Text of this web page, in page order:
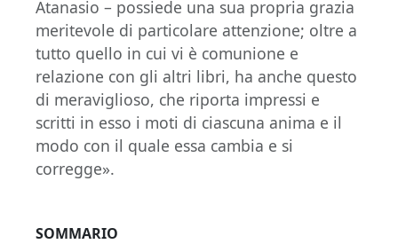
Atanasio – possiede una sua propria grazia
meritevole di particolare attenzione; oltre a
tutto quello in cui vi è comunione e
relazione con gli altri libri, ha anche questo
di meraviglioso, che riporta impressi e
scritti in esso i moti di ciascuna anima e il
modo con il quale essa cambia e si
corregge».
SOMMARIO